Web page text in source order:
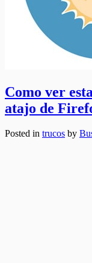
Como ver
atajo de
Posted in trucos by